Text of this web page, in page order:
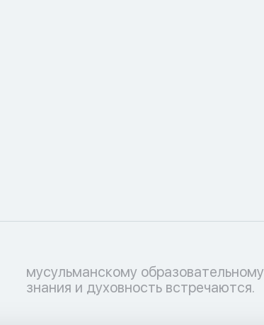
знания и духовность встречаются.